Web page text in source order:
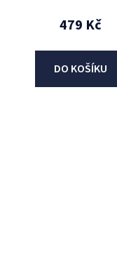
479 Kč
DO KOŠÍKU